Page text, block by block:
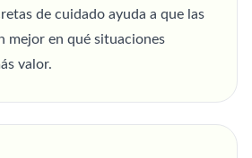
de cuidado ayuda a que las
mejor en qué situaciones
valor.